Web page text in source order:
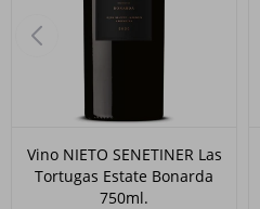
Vino NIETO SENETINER Las
Tortugas Estate Bonarda
750ml.